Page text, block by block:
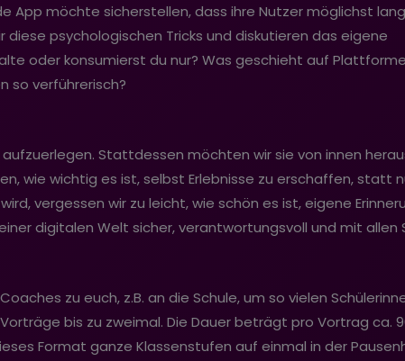
App möchte sicherstellen, dass ihre Nutzer möglichst
psychologischen Tricks und diskutieren das eigene
oder konsumierst du nur? Was geschieht auf
so verführerisch?
Stattdessen möchten wir sie von innen
wie wichtig es ist, selbst Erlebnisse zu erschaffen, statt
vergessen wir zu leicht, wie schön es ist, eigene
digitalen Welt sicher, verantwortungsvoll und mit allen
zu euch, z.B. an die Schule, um so vielen
bis zu zweimal. Die Dauer beträgt pro Vortrag ca.
Format ganze Klassenstufen auf einmal in der